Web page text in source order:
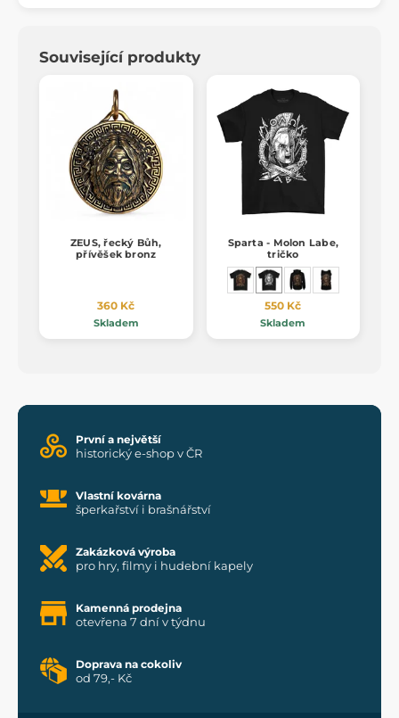
Související produkty
ZEUS, řecký Bůh,
přívěšek bronz
360 Kč
Skladem
Sparta - Molon Labe,
tričko
550 Kč
Skladem
První a největší
historický e-shop v ČR
Vlastní kovárna
šperkařství i brašnářství
Zakázková výroba
pro hry, filmy i hudební kapely
Kamenná prodejna
otevřena 7 dní v týdnu
Doprava na cokoliv
od 79,- Kč